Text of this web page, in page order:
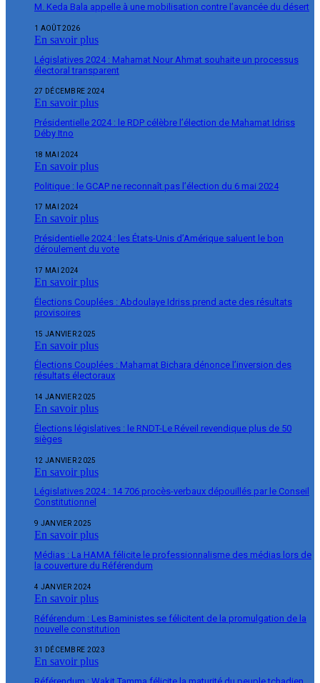
M. Keda Bala appelle à une mobilisation contre l’avancée du désert
1 AOÛT 2026
En savoir plus
Législatives 2024 : Mahamat Nour Ahmat souhaite un processus
électoral transparent
27 DÉCEMBRE 2024
En savoir plus
Présidentielle 2024 : le RDP célèbre l’élection de Mahamat Idriss
Déby Itno
18 MAI 2024
En savoir plus
Politique : le GCAP ne reconnaît pas l’élection du 6 mai 2024
17 MAI 2024
En savoir plus
Présidentielle 2024 : les États-Unis d’Amérique saluent le bon
déroulement du vote
17 MAI 2024
En savoir plus
Élections Couplées : Abdoulaye Idriss prend acte des résultats
provisoires
15 JANVIER 2025
En savoir plus
Élections Couplées : Mahamat Bichara dénonce l’inversion des
résultats électoraux
14 JANVIER 2025
En savoir plus
Élections législatives : le RNDT-Le Réveil revendique plus de 50
sièges
12 JANVIER 2025
En savoir plus
Législatives 2024 : 14 706 procès-verbaux dépouillés par le Conseil
Constitutionnel
9 JANVIER 2025
En savoir plus
Médias : La HAMA félicite le professionnalisme des médias lors de
la couverture du Référendum
4 JANVIER 2024
En savoir plus
Référendum : Les Baministes se félicitent de la promulgation de la
nouvelle constitution
31 DÉCEMBRE 2023
En savoir plus